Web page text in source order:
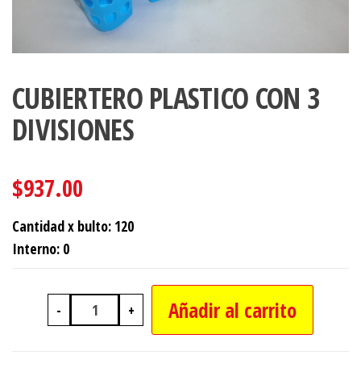
CUBIERTERO PLASTICO CON 3
DIVISIONES
$937.00
Cantidad x bulto: 120
Interno: 0
-
CUBIERTERO PLASTICO CON 3
+ Añadir al carrito